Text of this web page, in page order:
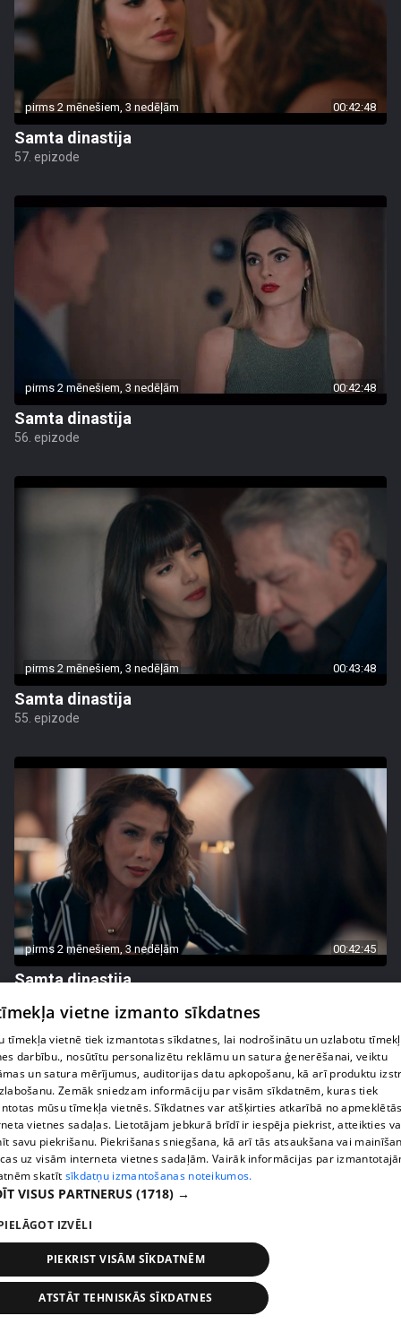
pirms 2 mēnešiem, 3 nedēļām 00:42:48
Samta dinastija
57. epizode
pirms 2 mēnešiem, 3 nedēļām 00:42:48
Samta dinastija
56. epizode
pirms 2 mēnešiem, 3 nedēļām 00:43:48
Samta dinastija
55. epizode
pirms 2 mēnešiem, 3 nedēļām 00:42:45
Samta dinastija
pirms 2 mēnešiem, 3 nedēļām
Samta dinastija
53. epizode
vietne izmanto sīkdatnes
tīmekļa vietnē tiek izmantotas sīkdatnes, lai nodrošinātu un uzlabotu
darbību., nosūtītu personalizētu reklāmu un satura ģenerēšanai, veiktu
un satura mērījumus, auditorijas datu apkopošanu, kā arī produktu
Zemāk sniedzam informāciju par visām sīkdatnēm, kuras tiek
mūsu tīmekļa vietnēs. Sīkdatnes var atšķirties atkarībā no
vietnes sadaļas. Lietotājam jebkurā brīdī ir iespēja piekrist, atteikties
savu piekrišanu. Piekrišanas sniegšana, kā arī tās atsaukšana vai
uz visām interneta vietnes sadaļām. Vairāk informācijas par
skatīt sīkdatņu izmantošanas noteikumos.
VISUS PARTNERUS (1718) →
IZVĒLI
PIEKRIST VISĀM SĪKDATNĒM
ATSTĀT TEHNISKĀS SĪKDATNES